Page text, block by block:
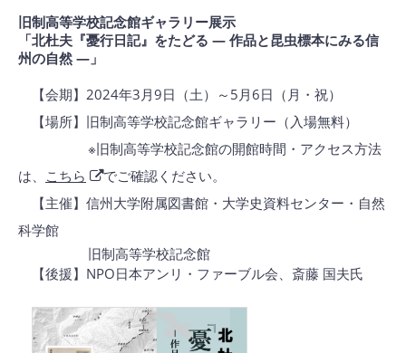
旧制高等学校記念館ギャラリー展示
「北杜夫『憂行日記』をたどる ― 作品と昆虫標本にみる信
州の自然 ―」
【会期】2024年3月9日（土）～5月6日（月・祝）
【場所】旧制高等学校記念館ギャラリー（入場無料）
※旧制高等学校記念館の開館時間・アクセス方法
は、 こちら
でご確認ください。
【主催】信州大学附属図書館・大学史資料センター・自然
科学館
旧制高等学校記念館
【後援】NPO日本アンリ・ファーブル会、斎藤 国夫氏